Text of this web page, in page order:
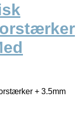
+ 3.5mm